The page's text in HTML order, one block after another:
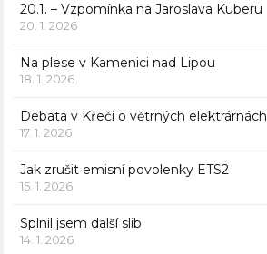
20.1. – Vzpomínka na Jaroslava Kuberu
20. 1. 2026
Na plese v Kamenici nad Lipou
18. 1. 2026
Debata v Křeči o větrných elektrárnách
17. 1. 2026
Jak zrušit emisní povolenky ETS2
15. 1. 2026
Splnil jsem další slib
14. 1. 2026